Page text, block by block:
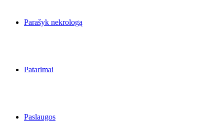
Parašyk nekrologą
Patarimai
Paslaugos